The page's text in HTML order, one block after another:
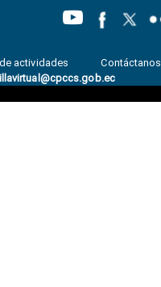
actividades Contáctanos